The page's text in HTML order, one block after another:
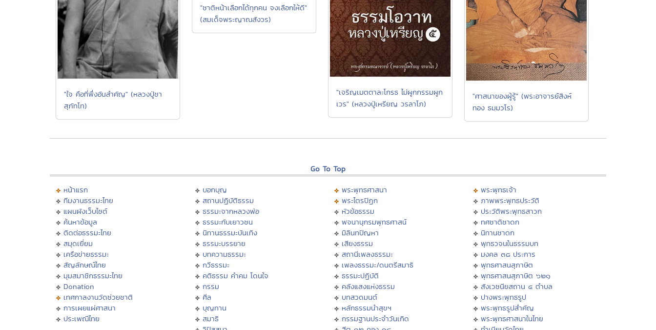
"ใจ คือที่พึ่งอันสำคัญ" (หลวงปู่ชา
สุภัทโท)
"ชาติหน้าเลือกได้ทุกคน จงเลือกให้ดี"
(สมเด็จพระญาณสังวร)
"เจริญเมตตาละโกรธ ไม่ผูกกรรมผูก
เวร" (หลวงปู่เหรียญ วรลาโภ)
"ศาสนาของผู้รู้" (พระอาจารย์สิงห์
ทอง ธมฺมวโร)
Go To Top
หน้าแรก
ทีมงานธรรมะไทย
แผนผังเว็บไซต์
ค้นหาข้อมูล
ติดต่อธรรมะไทย
สมุดเยี่ยม
เครือข่ายธรรมะ
สัญลักษณ์ไทย
มุมสมาชิกธรรมะไทย
Donation
เทศกาลงานวัดช่วยชาติ
การเผยแผ่ศาสนา
ประเพณีไทย
บอกบุญ
สถานปฏิบัติธรรม
ธรรมะจากหลวงพ่อ
ธรรมะกับเยาวชน
นิทานธรรมะบันเทิง
ธรรมะบรรยาย
บทความธรรมะ
กวีธรรมะ
คติธรรม คำคม โดนใจ
กรรม
ศีล
บุญทาน
สมาธิ
พระพุทธศาสนา
พระไตรปิฏก
หัวข้อธรรม
พจนานุกรมพุทธศาสน์
มิลินทปัญหา
เสียงธรรม
สถานีเพลงธรรมะ
เพลงธรรมะ/ดนตรีสมาธิ
ธรรมะปฏิบัติ
คลังแสงแห่งธรรม
บทสวดมนต์
หลักธรรมนำสุขฯ
กรรมฐานประจำวันเกิด
พระพุทธเจ้า
ภาพพระพุทธประวัติ
ประวัติพระพุทธสาวก
ทศชาติชาดก
นิทานชาดก
พุทธวจนในธรรมบท
มงคล ๓๘ ประการ
พุทธศาสนสุภาษิต
พุทธศาสนสุภาษิต ๖๒๑
สังเวชนียสถาน ๔ ตำบล
ปางพระพุทธรูป
พระพุทธรูปสำคัญ
พระพุทธศาสนาในไทย